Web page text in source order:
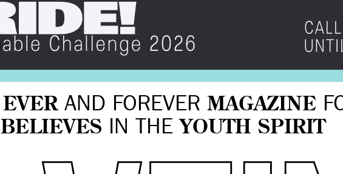
EVERAND FOREVER MAGAZINE
BELIEVES IN THE YOUTH SPIRIT